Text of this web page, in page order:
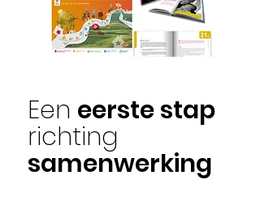
Een eerste stap
richting
samenwerking